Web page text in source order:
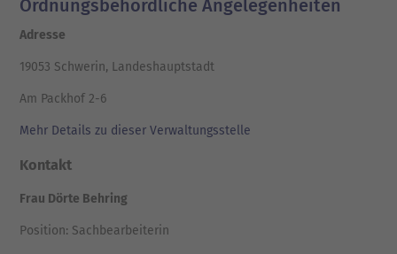
Ordnungsbehördliche Angelegenheiten
Adresse
19053 Schwerin, Landeshauptstadt
Am Packhof 2-6
Mehr Details zu dieser Verwaltungsstelle
Kontakt
Frau Dörte Behring
Position: Sachbearbeiterin